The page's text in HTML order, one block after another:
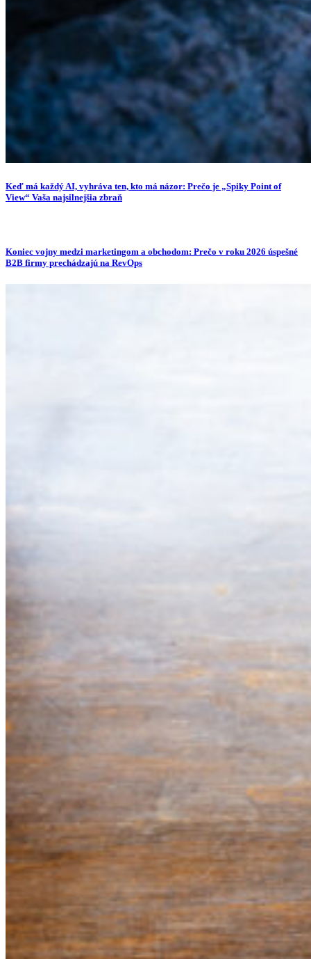
Keď má každý AI, vyhráva ten, kto má názor: Prečo je „Spiky Point of
View“ Vaša najsilnejšia zbraň
Koniec vojny medzi marketingom a obchodom: Prečo v roku 2026 úspešné
B2B firmy prechádzajú na RevOps